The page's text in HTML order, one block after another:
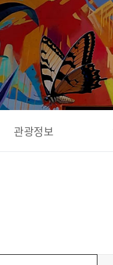
고양시관광협의
고양컨벤션뷰로
경기관광
대한민국 구석
관광정보